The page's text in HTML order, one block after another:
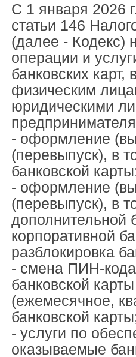
С 1 января 2026
статьи 146
(далее - Кодекс)
операции и
банковских
физическим
юридическими
- оформление
(перевыпуск), в
банковской
- оформление
(перевыпуск), в
дополнительной
корпоративной
разблокировка
- смена ПИН-кода
банковской
(ежемесячное,
банковской
- услуги по
оказываемые